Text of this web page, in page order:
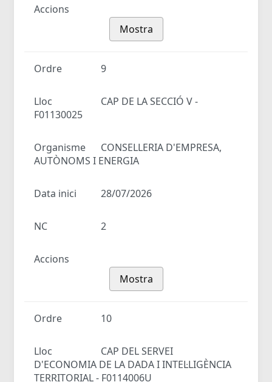
Accions
Mostra
Ordre 9
Lloc
CAP DE LA SECCIÓ V -
F01130025
Organisme
CONSELLERIA D'EMPRESA,
AUTÒNOMS I ENERGIA
Data inici 28/07/2026
NC 2
Accions
Mostra
Ordre 10
Lloc
CAP DEL SERVEI
D'ECONOMIA DE LA DADA I INTEL·LIGÈNCIA
TERRITORIAL - F0114006U